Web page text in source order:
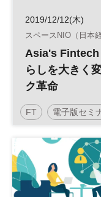
2019/12/12(木)
スペースNIO（日本
Asia's
らしを大きく
ク革命
FT 電子版セミ